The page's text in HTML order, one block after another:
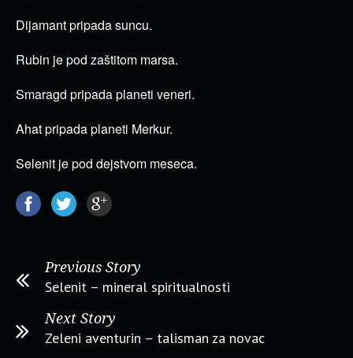
Dijamant pripada suncu.
Rubin je pod zaštitom marsa.
Smaragd pripada planeti veneri.
Ahat pripada planeti Merkur.
Selenit je pod dejstvom meseca.
Previous Story
Selenit – mineral spiritualnosti
Next Story
Zeleni aventurin – talisman za novac